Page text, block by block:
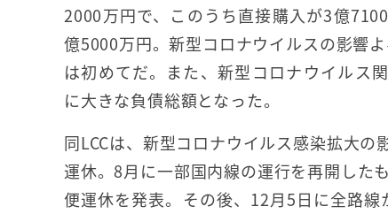
2000万円で、このうち直接購入が3億
億5000万円。新型コロナウイルスの影響
は初めてだ。また、新型コロナウイルス
に大きな負債総額となった。
同LCCは、新型コロナウイルス感染拡大の
運休。8月に一部国内線の運行を再開した
便運休を発表。その後、12月5日に全路